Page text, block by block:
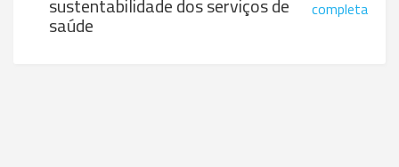
sustentabilidade dos serviços de
saúde
completa